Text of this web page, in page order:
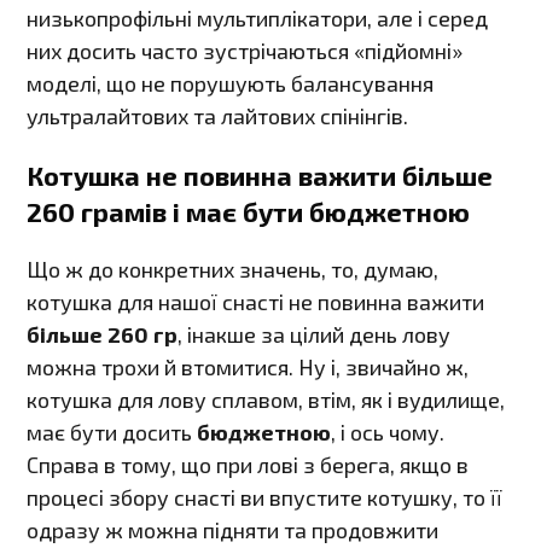
низькопрофільні мультиплікатори, але і серед
них досить часто зустрічаються «підйомні»
моделі, що не порушують балансування
ультралайтових та лайтових спінінгів.
Котушка не повинна важити більше
260 грамів і має бути бюджетною
Що ж до конкретних значень, то, думаю,
котушка для нашої снасті не повинна важити
більше 260 гр, інакше за цілий день лову
можна трохи й втомитися. Ну і, звичайно ж,
котушка для лову сплавом, втім, як і вудилище,
має бути досить бюджетною, і ось чому.
Справа в тому, що при лові з берега, якщо в
процесі збору снасті ви впустите котушку, то її
одразу ж можна підняти та продовжити